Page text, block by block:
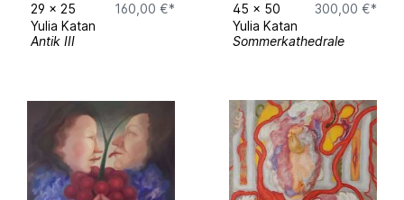
29 x 25
160,00 €*
Yulia Katan
Antik III
45 x 50
300,00 €*
Yulia Katan
Sommerkathedrale